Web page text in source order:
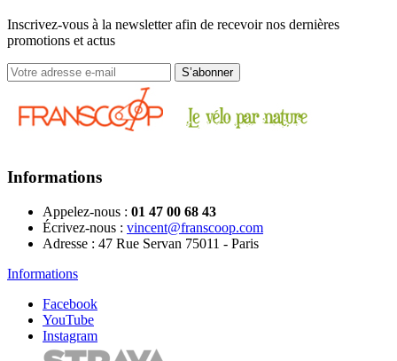
Inscrivez-vous à la newsletter afin de recevoir nos dernières
promotions et actus
Informations
Appelez-nous : 01 47 00 68 43
Écrivez-nous : vincent@franscoop.com
Adresse : 47 Rue Servan 75011 - Paris
Informations
Facebook
YouTube
Instagram